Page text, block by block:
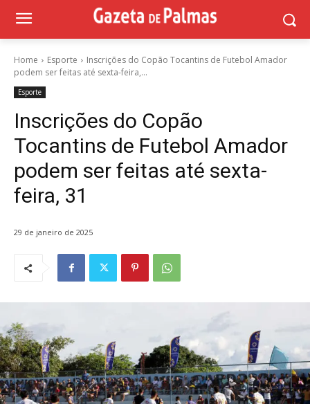
Home Esporte
Inscrições do Copão Tocantins de Futebol Amador
podem ser feitas até sexta-feira,...
Esporte
Inscrições do Copão
Tocantins de Futebol Amador
podem ser feitas até sexta-
feira, 31
29 de janeiro de 2025